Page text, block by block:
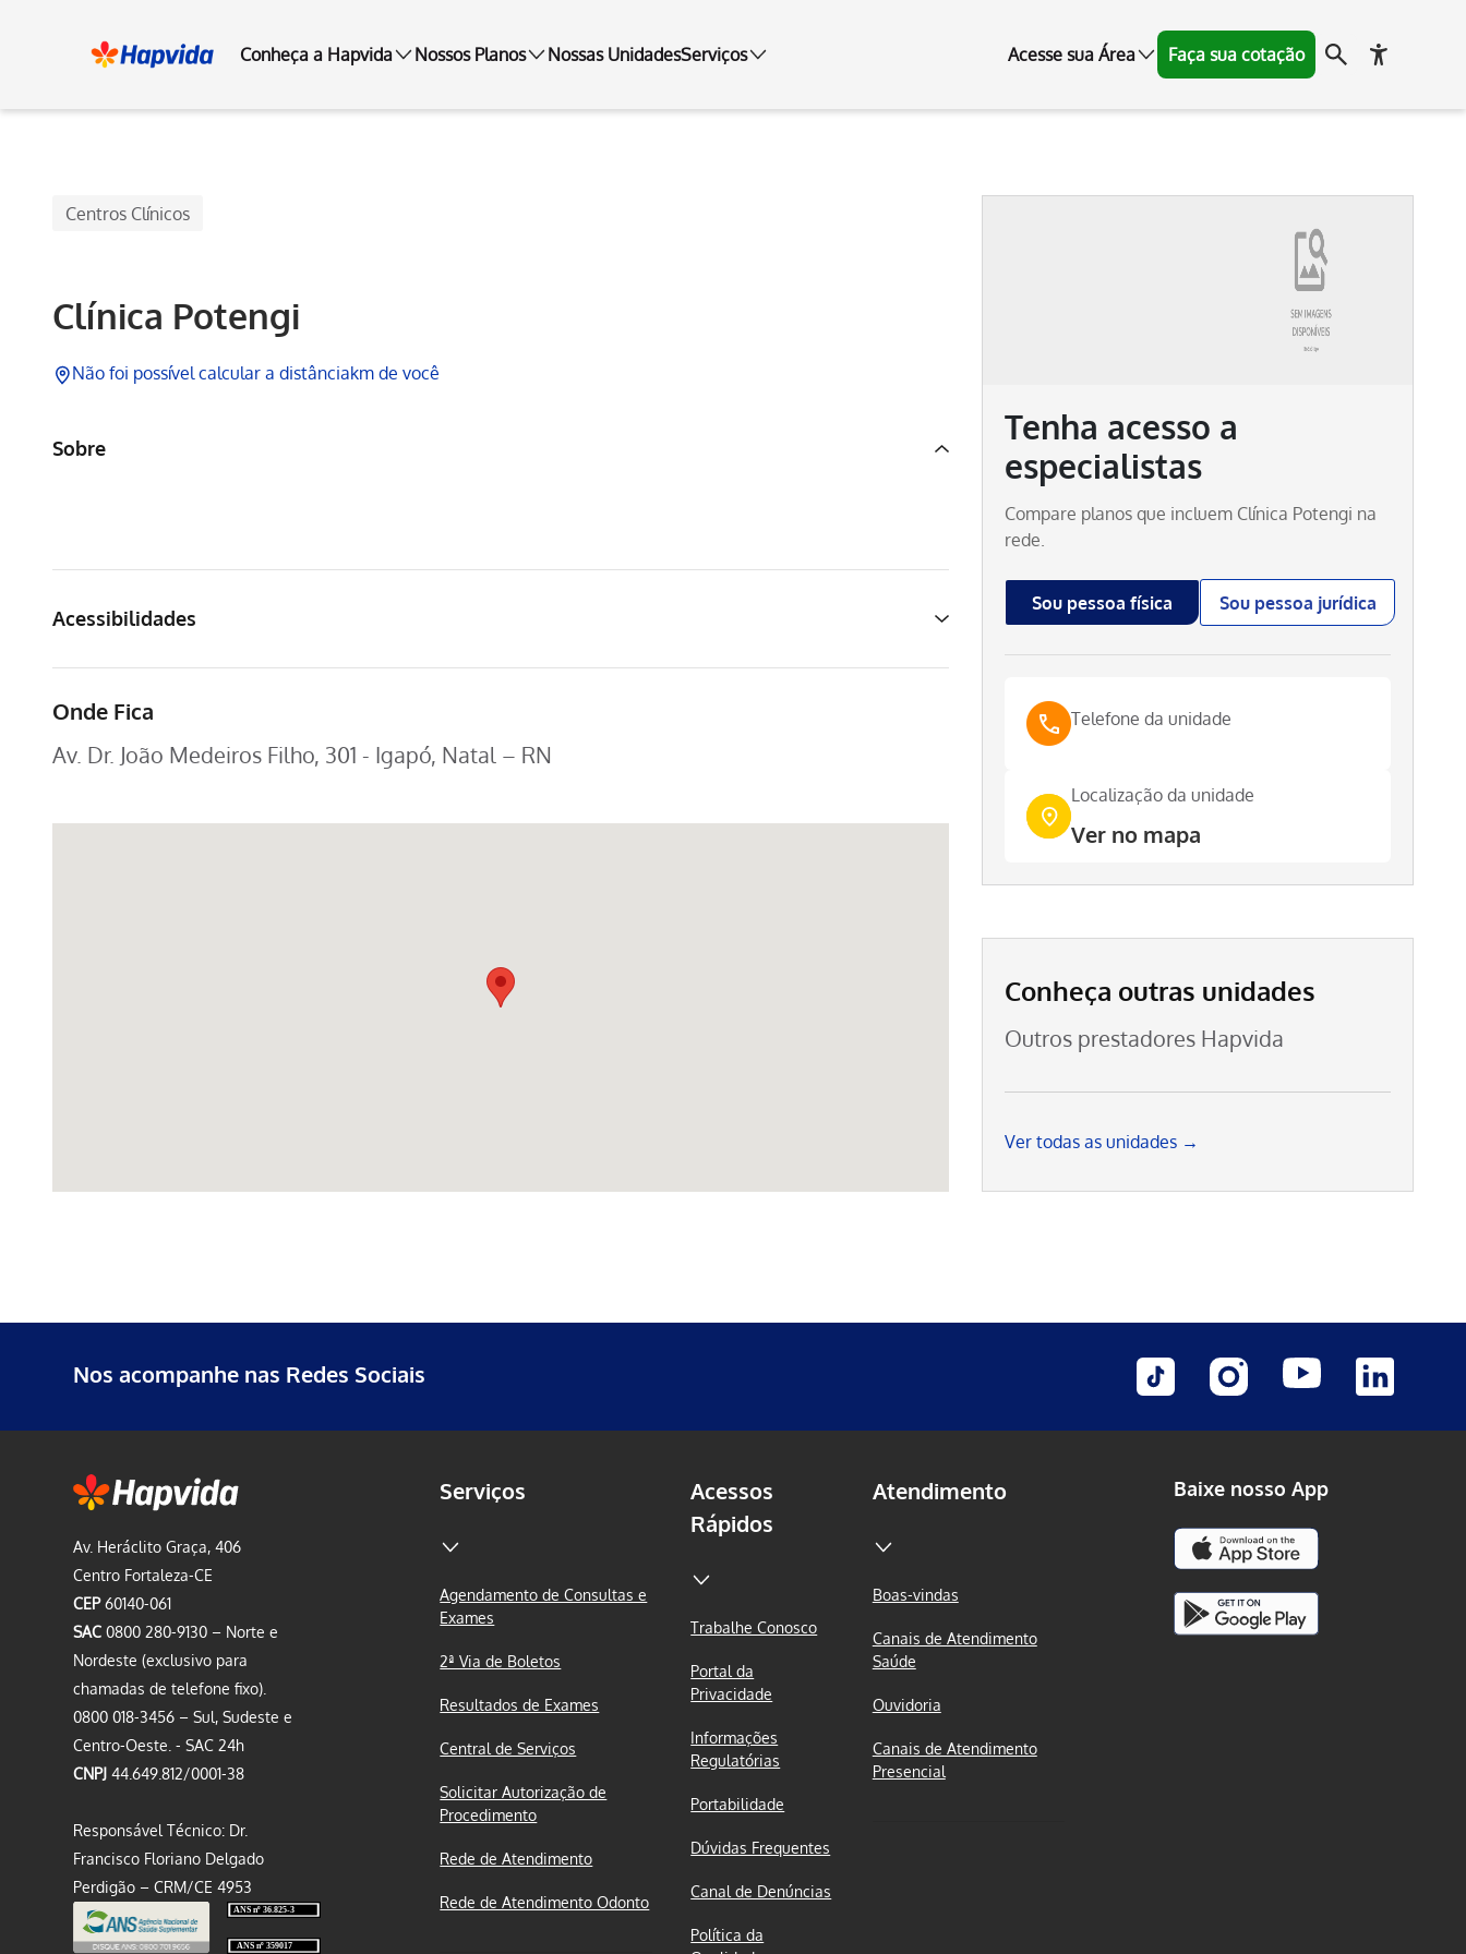
Conheça a Hapvida Nossos Planos Nossas UnidadesServiços Acesse sua Área Faça sua cotação
Centros Clínicos
Clínica Potengi
Não foi possível calcular a distânciakm de você
Sobre
Acessibilidades
Onde Fica
Av. Dr. João Medeiros Filho, 301 - Igapó, Natal – RN
Tenha acesso a
especialistas
Compare planos que incluem Clínica Potengi na
rede.
Sou pessoa física Sou pessoa jurídica
Telefone da unidade
Localização da unidade
Ver no mapa
Conheça outras unidades
Outros prestadores Hapvida
Ver todas as unidades →
Nos acompanhe nas Redes Sociais
Av. Heráclito Graça, 406
Centro Fortaleza-CE
CEP60140-061
SAC0800 280-9130 – Norte e
Nordeste (exclusivo para
chamadas de telefone fixo).
0800 018-3456 – Sul, Sudeste e
Centro-Oeste. - SAC 24h
CNPJ44.649.812/0001-38
Responsável Técnico: Dr.
Francisco Floriano Delgado
Perdigão – CRM/CE 4953
Serviços
Agendamento de Consultas e
Exames
2ª Via de Boletos
Resultados de Exames
Central de Serviços
Solicitar Autorização de
Procedimento
Rede de Atendimento
Rede de Atendimento Odonto
Acessos
Rápidos
Trabalhe Conosco
Portal da
Privacidade
Informações
Regulatórias
Portabilidade
Dúvidas Frequentes
Canal de Denúncias
Política da
Atendimento
Boas-vindas
Canais de Atendimento
Saúde
Ouvidoria
Canais de Atendimento
Presencial
Baixe nosso App